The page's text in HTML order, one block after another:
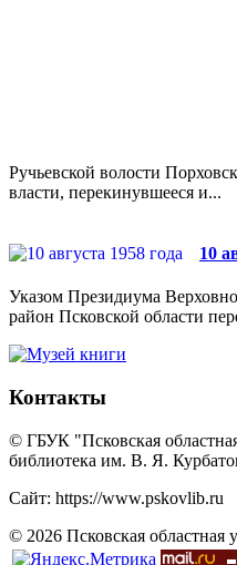
Ручьевской волости
власти, перекинувшееся и...
10
Указом Президиума
район Псковской области
Контакты
© ГБУК "Псковская
библиотека им. В. Я.
Сайт: https://www.pskovlib.ru
© 2026 Псковская областная